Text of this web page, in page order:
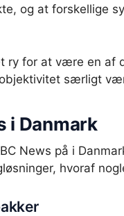
og at forskellige
ry for at være en
særligt
i Danmark
News på i
hvoraf